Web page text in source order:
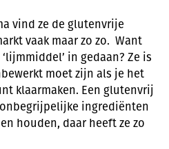
vind ze de glutenvrije
vaak maar zo zo. Want
in gedaan? Ze is
moet zijn als je het
klaarmaken. Een glutenvrij
ingrediënten
houden, daar heeft ze zo